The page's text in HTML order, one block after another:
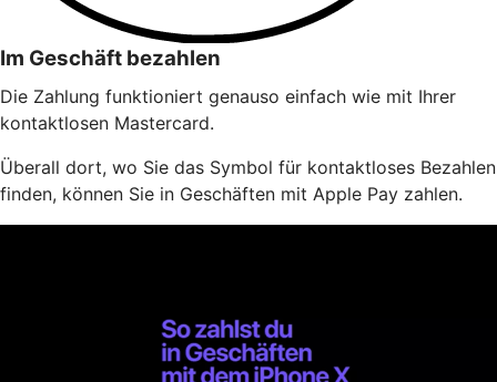
Im Geschäft bezahlen
Die Zahlung funktioniert genauso einfach wie mit Ihrer
kontaktlosen Mastercard.
Überall dort, wo Sie das Symbol für kontaktloses Bezahlen
finden, können Sie in Geschäften mit Apple Pay zahlen.